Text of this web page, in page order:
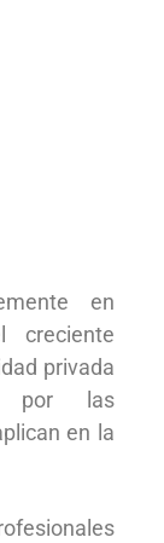
en
creciente
privada
por las
en la